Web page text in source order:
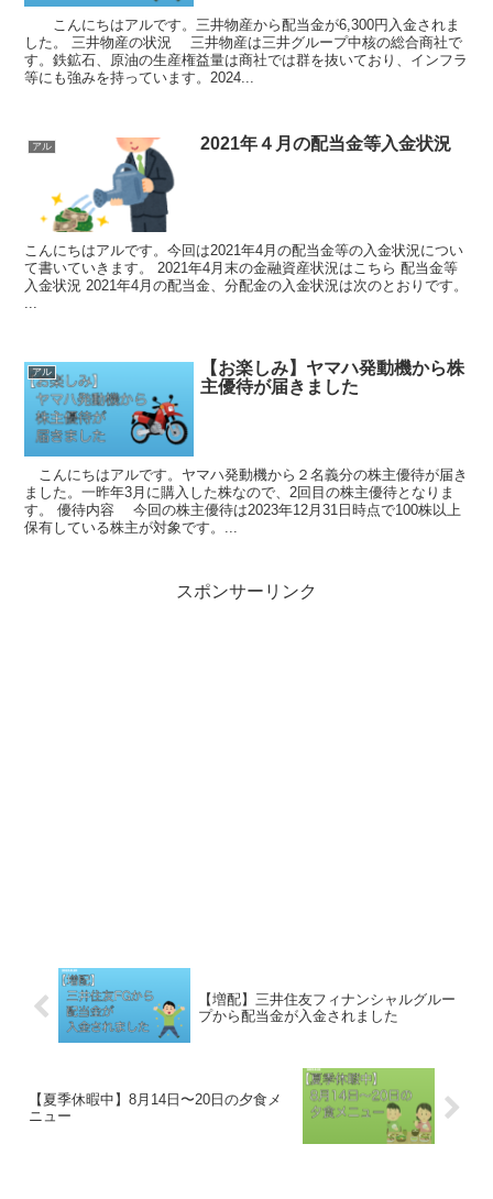
こんにちはアルです。三井物産から配当金が6,300円入金されま
した。 三井物産の状況 三井物産は三井グループ中核の総合商社で
す。鉄鉱石、原油の生産権益量は商社では群を抜いており、インフラ
等にも強みを持っています。2024...
アル 2021年４月の配当金等入金状況
こんにちはアルです。今回は2021年4月の配当金等の入金状況につい
て書いていきます。 2021年4月末の金融資産状況はこちら 配当金等
入金状況 2021年4月の配当金、分配金の入金状況は次のとおりです。
アル
【お楽しみ】ヤマハ発動機から株
主優待が届きました
こんにちはアルです。ヤマハ発動機から２名義分の株主優待が届き
ました。一昨年3月に購入した株なので、2回目の株主優待となりま
す。 優待内容 今回の株主優待は2023年12月31日時点で100株以上
保有している株主が対象です。...
スポンサーリンク
【増配】三井住友フィナンシャルグルー
プから配当金が入金されました
【夏季休暇中】8月14日〜20日の夕食メ
ニュー